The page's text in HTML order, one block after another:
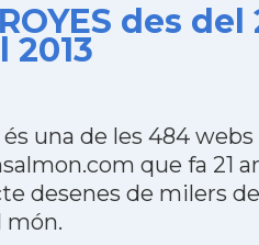
des del
2013
és una de les 484
que fa 21
desenes de milers de
món.